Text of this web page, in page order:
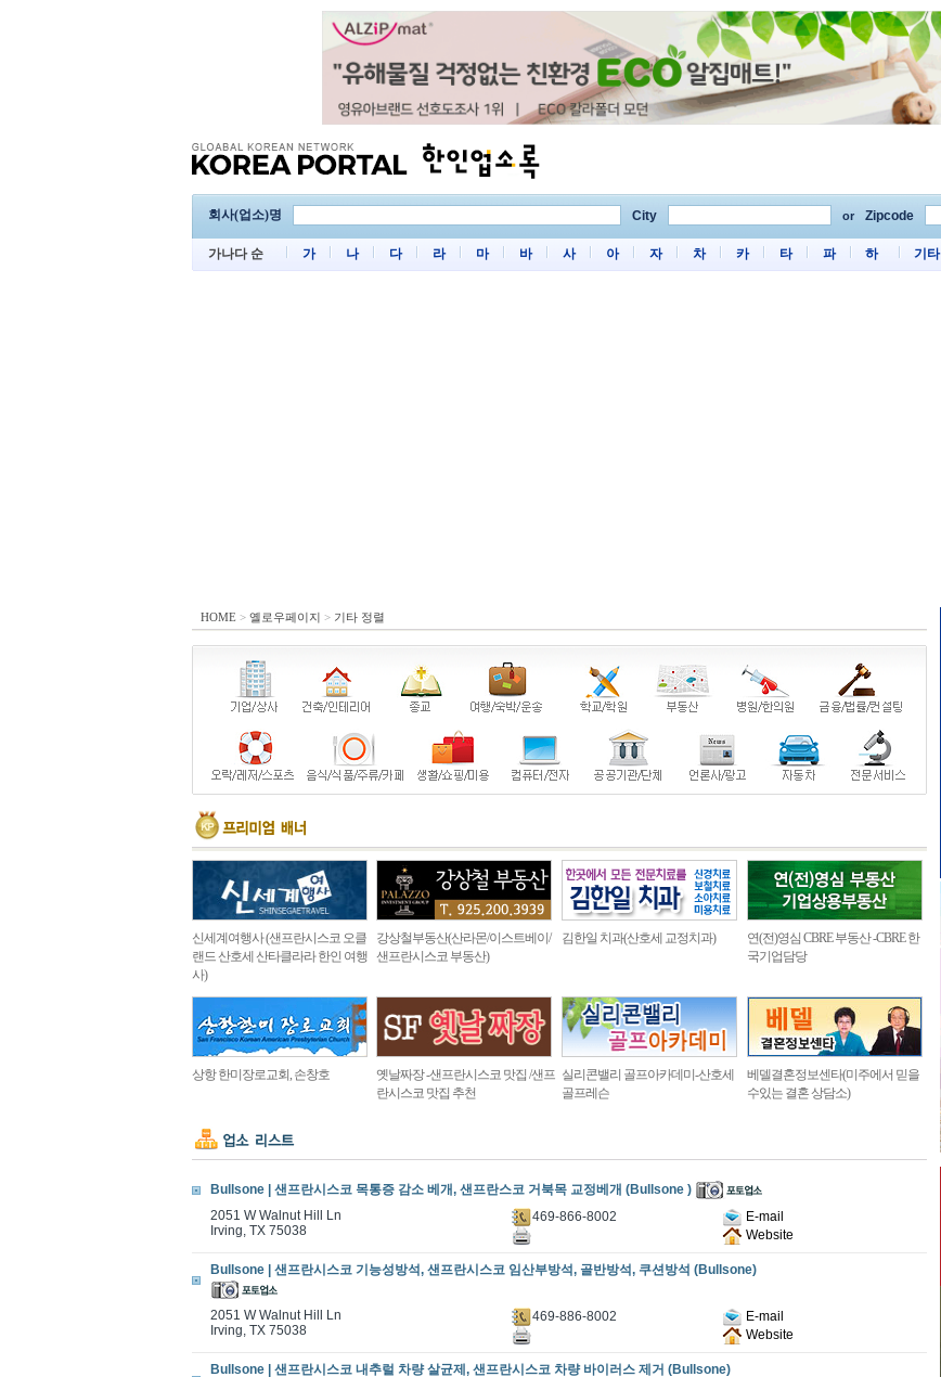
회사(업소)명 City or Zipcode
가나다 순 가 나 다 라 마 바 사 아 자 차 카 타 파 하 기타
HOME > 옐로우페이지 > 기타 정렬
신세계여행사 (샌프란시스코 오클
랜드 산호세 산타클라라 한인 여행
사)
강상철부동산(산라몬/이스트베이/
샌프란시스코 부동산)
김한일 치과(산호세 교정치과)
연(전)영심 CBRE 부동산 -CBRE 한
국기업담당
상항 한미장로교회, 손창호
옛날짜장 -샌프란시스코 맛집 /샌프
란시스코 맛집 추천
실리콘밸리 골프아카데미-산호세
골프레슨
베델결혼정보센타(미주에서 믿을
수있는 결혼 상담소)
Bullsone | 샌프란시스코 목통증 감소 베개, 샌프란스코 거북목 교정베개 (Bullsone )
2051 W Walnut Hill Ln
Irving, TX 75038
469-866-8002
E-mail
Website
Bullsone | 샌프란시스코 기능성방석, 샌프란시스코 임산부방석, 골반방석, 쿠션방석 (Bullsone)
2051 W Walnut Hill Ln
Irving, TX 75038
469-886-8002
E-mail
Website
Bullsone | 샌프란시스코 내추럴 차량 살균제, 샌프란시스코 차량 바이러스 제거 (Bullsone)